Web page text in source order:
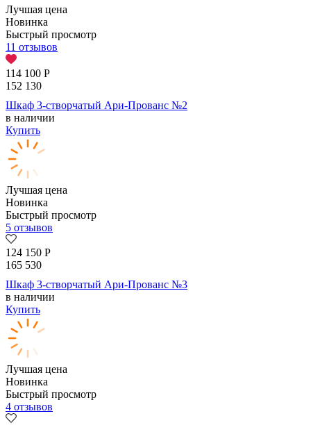
Лучшая цена
Новинка
Быстрый просмотр
11 отзывов
114 100 Р
152 130
Шкаф 3-створчатый Ари-Прованс №2
в наличии
Купить
Лучшая цена
Новинка
Быстрый просмотр
5 отзывов
124 150 Р
165 530
Шкаф 3-створчатый Ари-Прованс №3
в наличии
Купить
Лучшая цена
Новинка
Быстрый просмотр
4 отзывов